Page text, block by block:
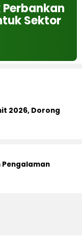
Perbankan
Sektor
2026, Dorong
Pengalaman